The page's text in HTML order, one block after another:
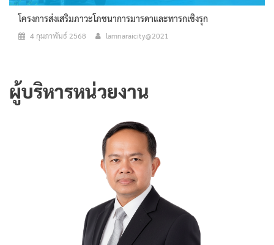
โครงการส่งเสริมภาวะโภชนาการมารดาและทารกเชิงรุก
4 กุมภาพันธ์ 2568 lamnaraicity@2021
ผู้บริหารหน่วยงาน